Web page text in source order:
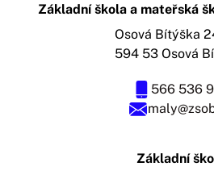
Základní škola a mateřská
566 536
Osová Bítýška
594 53 Osová
Základní